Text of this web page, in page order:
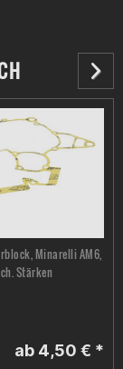
Minarelli AM6,
Stärken
ab 4,50 € *